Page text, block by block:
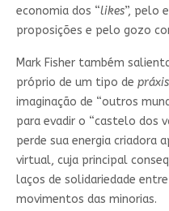
economia dos “likes”, pelo
proposições e pelo gozo
Mark Fisher também
próprio de um tipo de práxis
imaginação de “outros
para evadir o “castelo dos
perde sua energia criadora
virtual, cuja principal
laços de solidariedade
movimentos das minorias.